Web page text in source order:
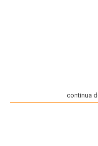
continua